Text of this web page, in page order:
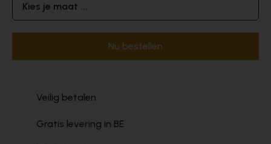
Kies je maat ...
Nu bestellen
Veilig betalen
Gratis levering in BE